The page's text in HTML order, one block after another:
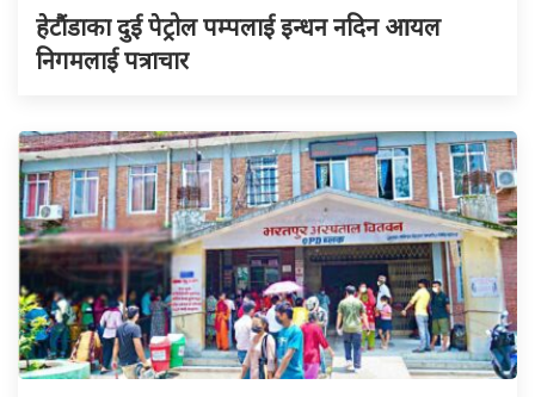
हेटौंडाका दुई पेट्रोल पम्पलाई इन्धन नदिन आयल
निगमलाई पत्राचार